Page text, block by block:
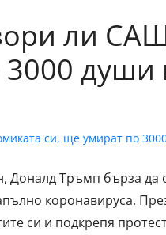
ли
души
Доналд Тръмп бърза
коронавируса.
си и подкрепя